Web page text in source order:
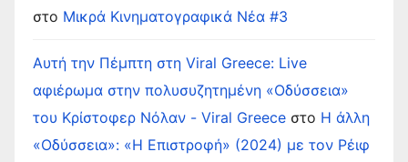
στο Μικρά Κινηματογραφικά Νέα #3
Αυτή την Πέμπτη στη Viral Greece: Live
αφιέρωμα στην πολυσυζητημένη «Οδύσσεια»
του Κρίστοφερ Νόλαν - Viral Greece στο Η άλλη
«Οδύσσεια»: «Η Επιστροφή» (2024) με τον Ρέιφ